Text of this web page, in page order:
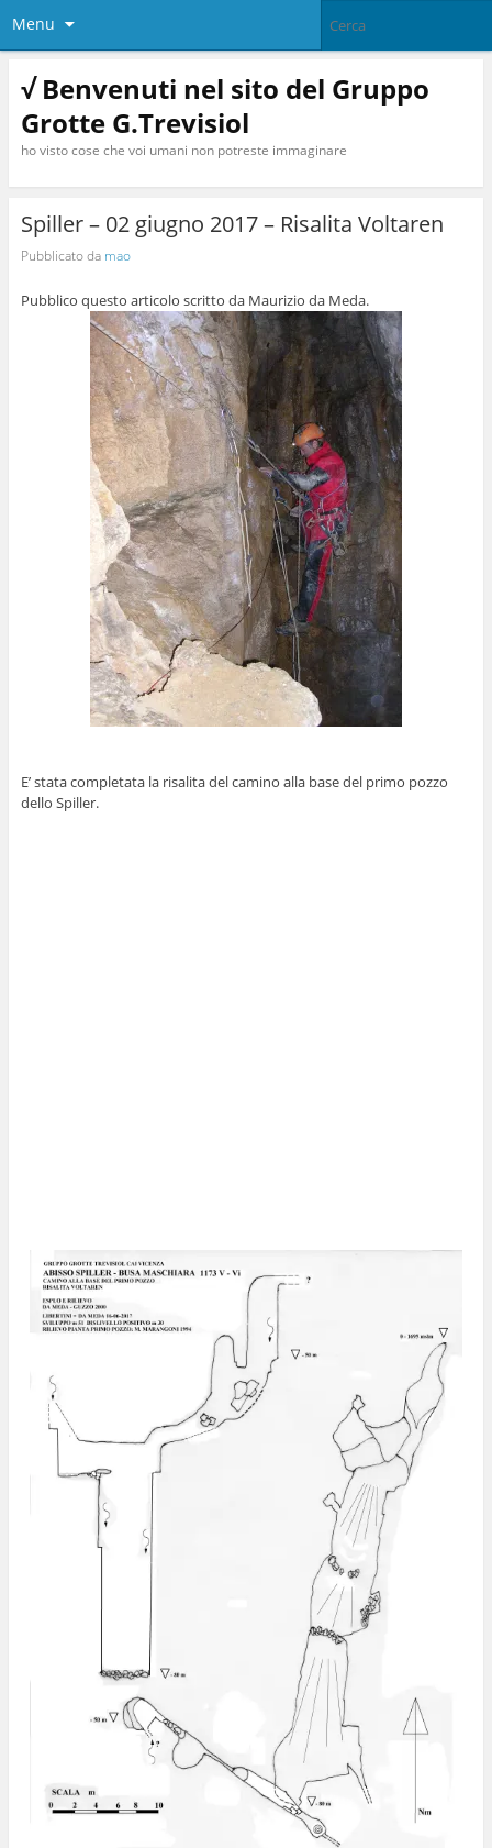
Menu
√ Benvenuti nel sito del Gruppo
Grotte G.Trevisiol
ho visto cose che voi umani non potreste immaginare
Spiller – 02 giugno 2017 – Risalita Voltaren
Pubblicato da mao
Pubblico questo articolo scritto da Maurizio da Meda.
E’ stata completata la risalita del camino alla base del primo pozzo
dello Spiller.